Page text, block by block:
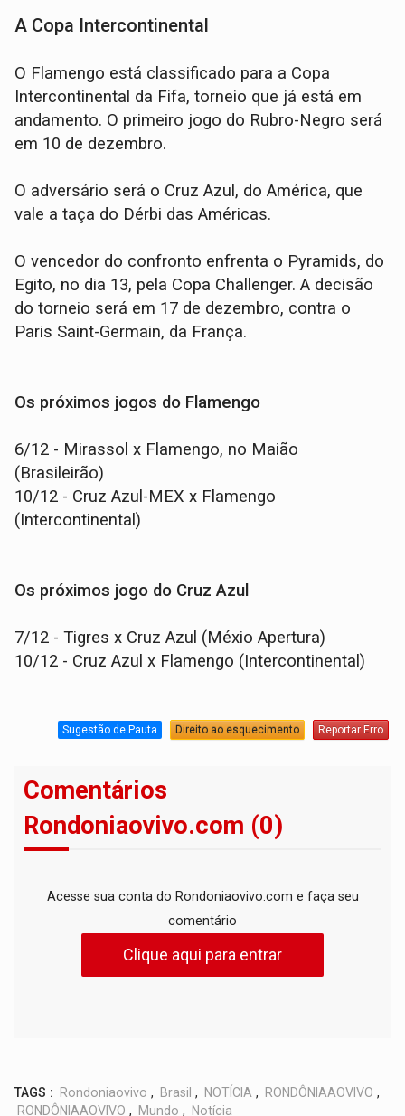
A Copa Intercontinental
O Flamengo está classificado para a Copa
Intercontinental da Fifa, torneio que já está em
andamento. O primeiro jogo do Rubro-Negro será
em 10 de dezembro.
O adversário será o Cruz Azul, do América, que
vale a taça do Dérbi das Américas.
O vencedor do confronto enfrenta o Pyramids, do
Egito, no dia 13, pela Copa Challenger. A decisão
do torneio será em 17 de dezembro, contra o
Paris Saint-Germain, da França.
Os próximos jogos do Flamengo
6/12 - Mirassol x Flamengo, no Maião
(Brasileirão)
10/12 - Cruz Azul-MEX x Flamengo
(Intercontinental)
Os próximos jogo do Cruz Azul
7/12 - Tigres x Cruz Azul (Méxio Apertura)
10/12 - Cruz Azul x Flamengo (Intercontinental)
Sugestão de Pauta Direito ao esquecimento Reportar Erro
Comentários
Rondoniaovivo.com (0)
Acesse sua conta do Rondoniaovivo.com e faça seu
comentário
Clique aqui para entrar
TAGS : Rondoniaovivo , Brasil , NOTÍCIA , RONDÔNIAAOVIVO ,
RONDÔNIAAOVIVO , Mundo , Notícia